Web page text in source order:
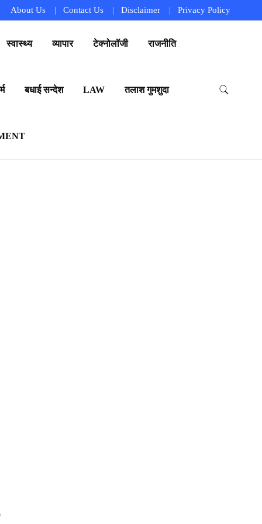
About Us Contact Us Disclaimer Privacy Policy
स्वास्थ्य व्यापार टेक्नोलॉजी राजनीति
बधाई सन्देश LAW तलाश गुमशुदा